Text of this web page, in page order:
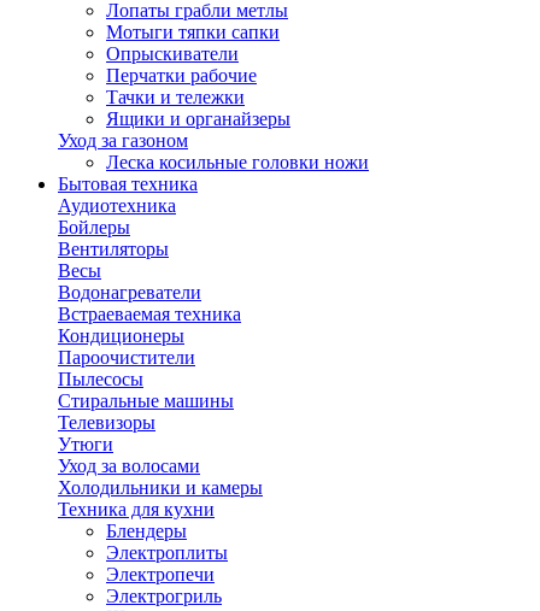
Лопаты грабли метлы
Мотыги тяпки сапки
Опрыскиватели
Перчатки рабочие
Тачки и тележки
Ящики и органайзеры
Уход за газоном
Леска косильные головки ножи
Бытовая техника
Аудиотехника
Бойлеры
Вентиляторы
Весы
Водонагреватели
Встраеваемая техника
Кондиционеры
Пароочистители
Пылесосы
Стиральные машины
Телевизоры
Утюги
Уход за волосами
Холодильники и камеры
Техника для кухни
Блендеры
Электроплиты
Электропечи
Электрогриль